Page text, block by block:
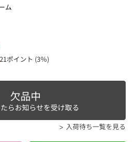
ム
ポイント (3％)
欠品中
らお知らせを受け取る
入荷待ち一覧を見る